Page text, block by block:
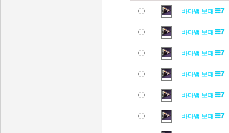
바다뱀 보패
바다뱀 보패
바다뱀 보패
바다뱀 보패
바다뱀 보패
바다뱀 보패